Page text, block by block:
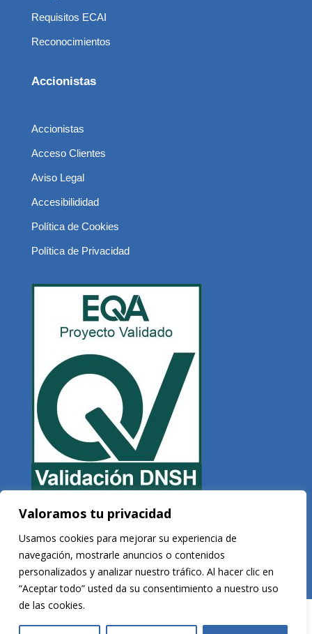
Valoramos tu privacidad
Usamos cookies para mejorar su experiencia de
navegación, mostrarle anuncios o contenidos
personalizados y analizar nuestro tráfico. Al hacer clic en
“Aceptar todo” usted da su consentimiento a nuestro uso
de las cookies.
Requisitos ECAI
Reconocimientos
Accionistas
Accionistas
Acceso Clientes
Aviso Legal
Accesibilididad
Política de Cookies
Política de Privacidad
Desarrollado por Vega Consultores